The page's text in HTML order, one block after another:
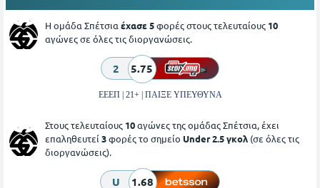
Η ομάδα Σπέτσια έχασε 5φορές στους τελευταίους 10
αγώνες σε όλες τις διοργανώσεις.
2 5.75
ΕΕΕΠ | 21+ | ΠΑΙΞΕ ΥΠΕΥΘΥΝΑ
Στους τελευταίους 10αγώνες της ομάδας Σπέτσια, έχει
επαληθευτεί 3φορές το σημείο Under 2.5 γκολ (σε όλες τις
διοργανώσεις).
U 1.68